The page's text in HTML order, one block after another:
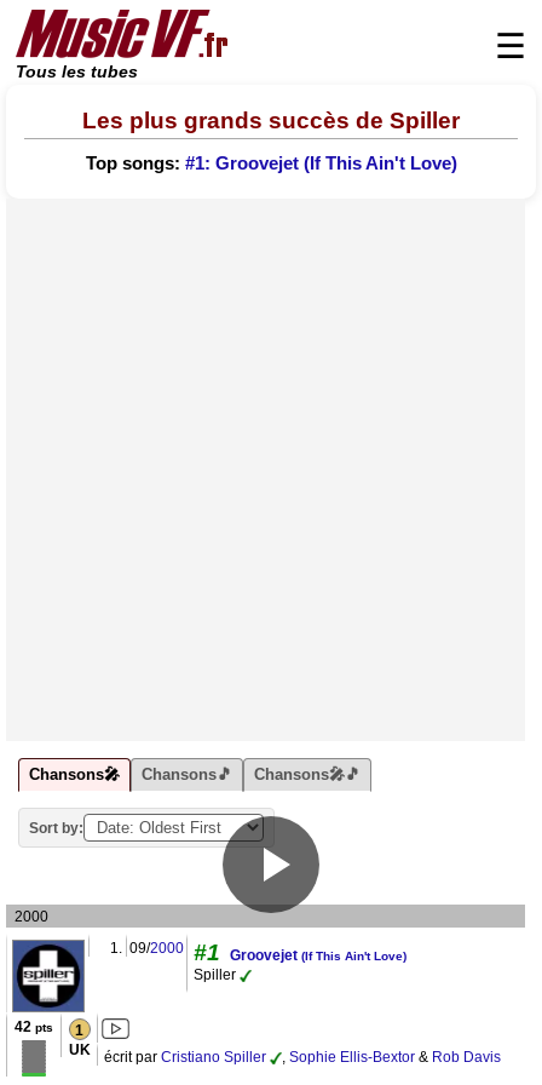
Tous les tubes
☰
Les plus grands succès de Spiller
Top songs: #1: Groovejet (If This Ain't Love)
Chansons🎤 Chansons🎵 Chansons🎤🎵
Sort by:
2000
1. 09/2000 #1 Groovejet (If This Ain't Love)
Spiller
42 pts 1
UK écrit par Cristiano Spiller , Sophie Ellis-Bextor & Rob Davis